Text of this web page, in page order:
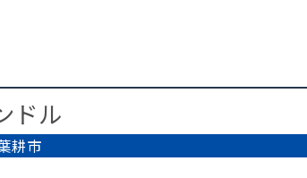
ドル
耕市